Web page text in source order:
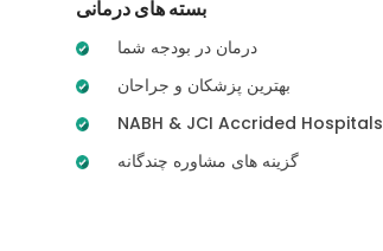
بسته های درمانی
درمان در بودجه شما
بهترین پزشکان و جراحان
NABH & JCI Accrided Hospitals
گزینه های مشاوره چندگانه